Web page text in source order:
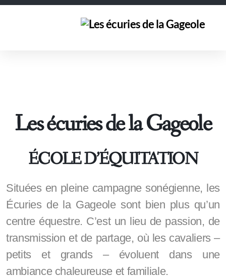
Les écuries de la Gageole
ÉCOLE D’ÉQUITATION
Situées en pleine campagne sonégienne, les
Écuries de la Gageole sont bien plus qu’un
centre équestre. C’est un lieu de passion, de
transmission et de partage, où les cavaliers –
petits et grands – évoluent dans une
ambiance chaleureuse et familiale.